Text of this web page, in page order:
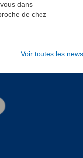
dans
de chez
Voir toutes les news